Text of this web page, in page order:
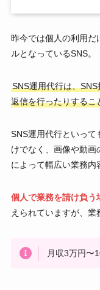
昨今では個人の利用だ
ルとなっているSNS。
SNS運用代行は、
返信を行ったりするこ
SNS運用代行といっ
けでなく、画像や動画
によって幅広い業務内
個人で業務を請け負う
えられていますが、業
月収3万円〜